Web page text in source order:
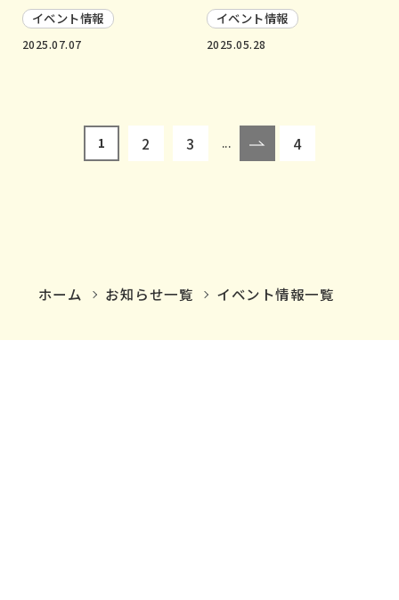
イベント情報
2025.07.07
イベント情報
2025.05.28
1 2 3 ... 4
ホーム お知らせ一覧 イベント情報一覧